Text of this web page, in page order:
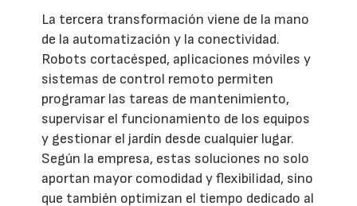
La tercera transformación viene de la mano
de la automatización y la conectividad.
Robots cortacésped, aplicaciones móviles y
sistemas de control remoto permiten
programar las tareas de mantenimiento,
supervisar el funcionamiento de los equipos
y gestionar el jardín desde cualquier lugar.
Según la empresa, estas soluciones no solo
aportan mayor comodidad y flexibilidad, sino
que también optimizan el tiempo dedicado al